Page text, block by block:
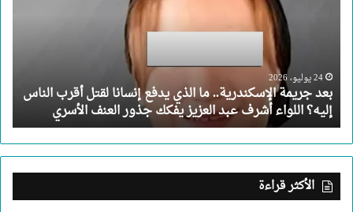
لقتل
أقرب
الناس
إليه؟
اللواء
أشرف
عبد
العزيز
24 يوليو، 2026
بعد جريمة الإسكندرية.. ما الذي يدفع إنسانا لقتل أقرب الناس
إليه؟ اللواء أشرف عبد العزيز يفكك جذور العنف الأسري
الأكثر قراءة